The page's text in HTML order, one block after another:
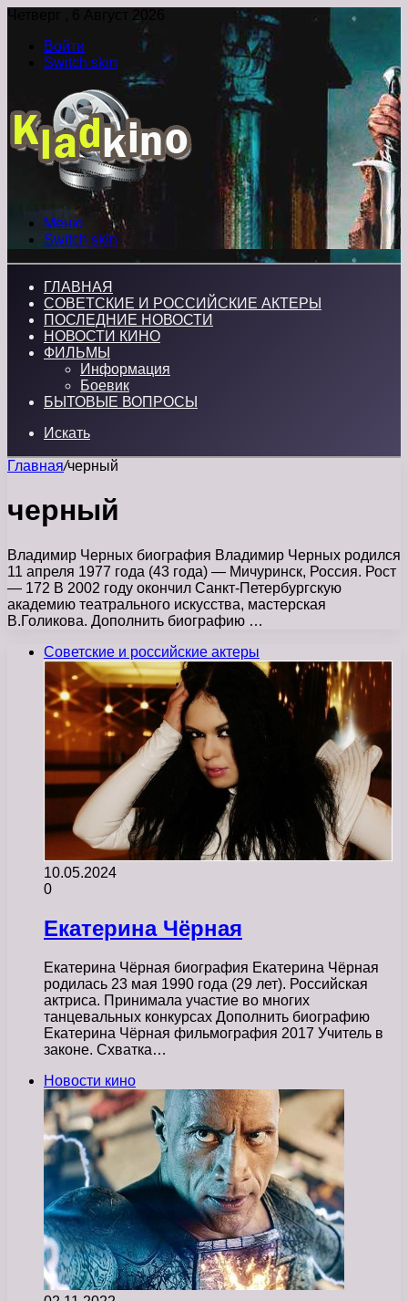
Четверг , 6 Август 2026
Войти
Switch skin
Меню
Switch skin
ГЛАВНАЯ
СОВЕТСКИЕ И РОССИЙСКИЕ АКТЕРЫ
ПОСЛЕДНИЕ НОВОСТИ
НОВОСТИ КИНО
ФИЛЬМЫ
Информация
Боевик
БЫТОВЫЕ ВОПРОСЫ
Искать
Главная/черный
черный
Владимир Черных биография Владимир Черных родился
11 апреля 1977 года (43 года) — Мичуринск, Россия. Рост
— 172 В 2002 году окончил Санкт-Петербургскую
академию театрального искусства, мастерская
В.Голикова. Дополнить биографию …
Советские и российские актеры
10.05.2024
0
Екатерина Чёрная
Екатерина Чёрная биография Екатерина Чёрная
родилась 23 мая 1990 года (29 лет). Российская
актриса. Принимала участие во многих
танцевальных конкурсах Дополнить биографию
Екатерина Чёрная фильмография 2017 Учитель в
законе. Схватка…
Новости кино